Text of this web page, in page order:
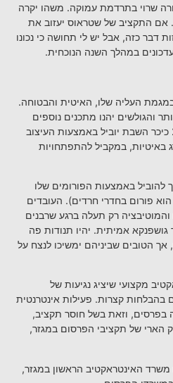
שרוי בתרדמת עמוקה. משהו יקרה
אם התקציב של שטראוס יעזוב את
דבר כזה, אבל יש לי תחושה כי נכונו
במהלך השנה הנוכחית.
העליה שלו, האיטית והבטוחה.
והגולשים יהנו מתכנים נוספים
ומעניינים. גם ב-2011 כיכר השבת יוביל באמצעות העיצוב
במקביל להתפתחויות
להוביל באמצעות הפורומים שלו
פורום בחדרי חרדים). העובדים
והמוטיבציה רק תעלה ברגע שרבנים
גושפנקא אמיתית. יהיו תנודות פה
הטובים שביניהם ימשיכו לנצח על
מקצועי שיציג נגיעות של
בהבלחות קצרות. פעילות אינטרנטית
בפרסים, וזאת בשל חוסר תקציב,
הארי של תקציבי הפרסום במגזר,
משרד האינטראקטיב הראשון במגזר,